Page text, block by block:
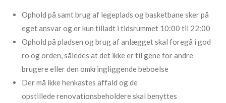
Ophold på samt brug af legeplads og basketbane sker på
eget ansvar og er kun tilladt i tidsrummet 10:00 til 22:00
Ophold på pladsen og brug af anlægget skal foregå i god
ro og orden, således at det ikke er til gene for andre
brugere eller den omkringliggende beboelse
Der må ikke henkastes affald og de
opstillede renovationsbeholdere skal benyttes